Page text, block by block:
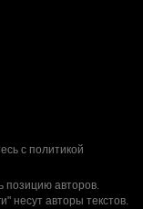
с политикой
позицию авторов.
несут авторы текстов.